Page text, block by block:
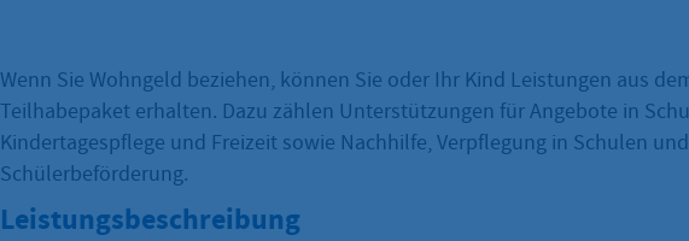
Wenn Sie Wohngeld beziehen, können Sie oder Ihr Kind Leistungen aus
Teilhabepaket erhalten. Dazu zählen Unterstützungen für Angebote in
Kindertagespflege und Freizeit sowie Nachhilfe, Verpflegung in Schulen
Schülerbeförderung.
Leistungsbeschreibung